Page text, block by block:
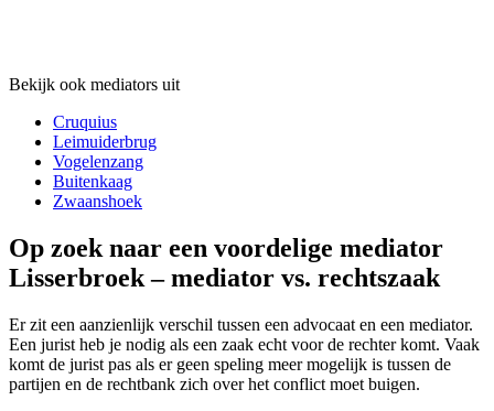
Bekijk ook mediators uit
Cruquius
Leimuiderbrug
Vogelenzang
Buitenkaag
Zwaanshoek
Op zoek naar een voordelige mediator
Lisserbroek – mediator vs. rechtszaak
Er zit een aanzienlijk verschil tussen een advocaat en een mediator.
Een jurist heb je nodig als een zaak echt voor de rechter komt. Vaak
komt de jurist pas als er geen speling meer mogelijk is tussen de
partijen en de rechtbank zich over het conflict moet buigen.